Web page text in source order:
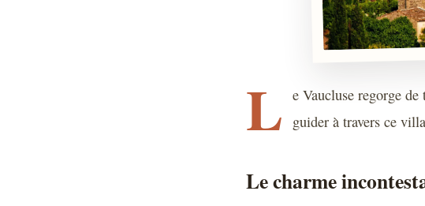
L e Vaucluse regorge
guider à travers ce
Le charme